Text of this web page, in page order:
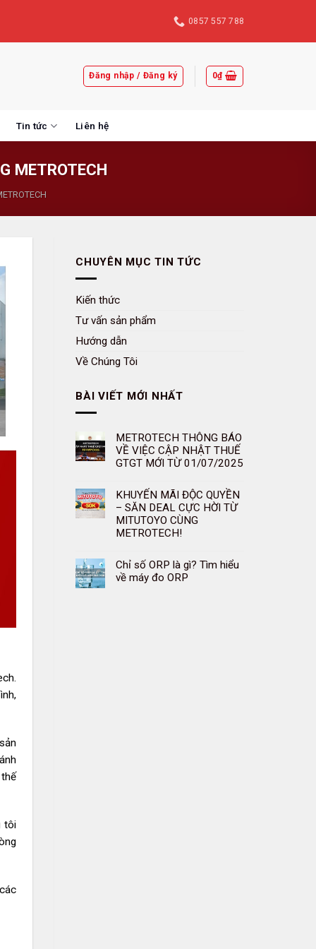
0857 557 788
Đăng nhập / Đăng ký 0₫
Tin tức Liên hệ
METROTECH
tôi
CHUYÊN MỤC TIN TỨC
Kiến thức
Tư vấn sản phẩm
Hướng dẫn
Về Chúng Tôi
BÀI VIẾT MỚI NHẤT
METROTECH THÔNG BÁO
VỀ VIỆC CẬP NHẬT THUẾ
GTGT MỚI TỪ 01/07/2025
KHUYẾN MÃI ĐỘC QUYỀN
– SĂN DEAL CỰC HỜI TỪ
MITUTOYO CÙNG
METROTECH!
Chỉ số ORP là gì? Tìm hiểu
về máy đo ORP